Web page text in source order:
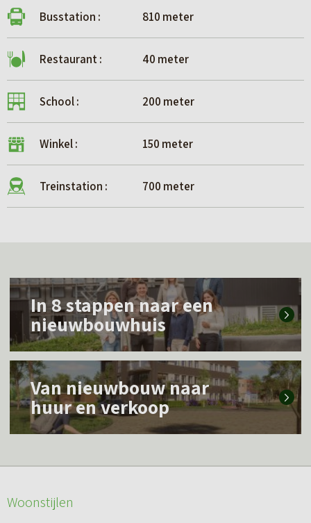
Busstation : 810 meter
Restaurant : 40 meter
School : 200 meter
Winkel : 150 meter
Treinstation : 700 meter
L
s
m
e
o
e
In 8 stappen naar een
nieuwbouwhuis
L
e
s
e
Van nieuwbouw naar
huur en verkoop
Woonstijlen